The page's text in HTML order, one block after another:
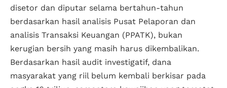
disetor dan diputar selama bertahun-tahun
berdasarkan hasil analisis Pusat Pelaporan dan
analisis Transaksi Keuangan (PPATK), bukan
kerugian bersih yang masih harus dikembalikan.
Berdasarkan hasil audit investigatif, dana
masyarakat yang riil belum kembali berkisar pada